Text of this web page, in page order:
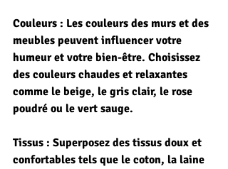
Couleurs : Les couleurs des murs et des
meubles peuvent influencer votre
humeur et votre bien-être. Choisissez
des couleurs chaudes et relaxantes
comme le beige, le gris clair, le rose
poudré ou le vert sauge.
Tissus : Superposez des tissus doux et
confortables tels que le coton, la laine